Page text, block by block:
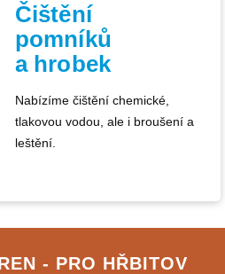
Čištění
pomníků
a hrobek
Nabízíme čištění chemické,
tlakovou vodou, ale i broušení a
leštění.
- PRO HŘBITOV